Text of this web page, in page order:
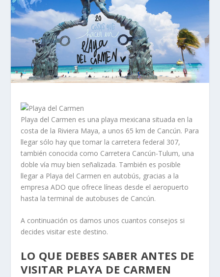
Playa del Carmen es una playa mexicana situada en la
costa de la Riviera Maya, a unos 65 km de Cancún. Para
llegar sólo hay que tomar la carretera federal 307,
también conocida como Carretera Cancún-Tulum, una
doble vía muy bien señalizada. También es posible
llegar a Playa del Carmen en autobús, gracias a la
empresa ADO que ofrece líneas desde el aeropuerto
hasta la terminal de autobuses de Cancún.
A continuación os damos unos cuantos consejos si
decides visitar este destino.
LO QUE DEBES SABER ANTES DE
VISITAR PLAYA DE CARMEN